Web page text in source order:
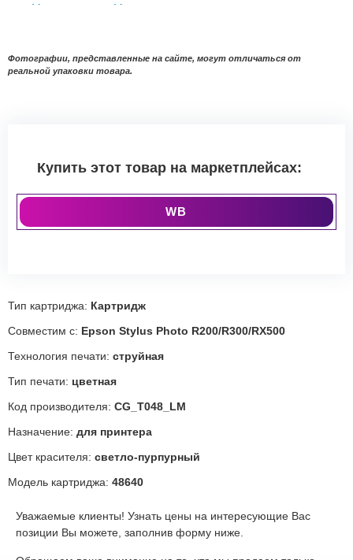
Фотографии, представленные на сайте, могут отличаться от
реальной упаковки товара.
Купить этот товар на маркетплейсах:
WB
Тип картриджа: Картридж
Совместим с: Epson Stylus Photo R200/R300/RX500
Технология печати: струйная
Тип печати: цветная
Код производителя: CG_T048_LM
Назначение: для принтера
Цвет красителя: светло-пурпурный
Модель картриджа: 48640
Уважаемые клиенты! Узнать цены на интересующие Вас
позиции Вы можете, заполнив форму ниже.